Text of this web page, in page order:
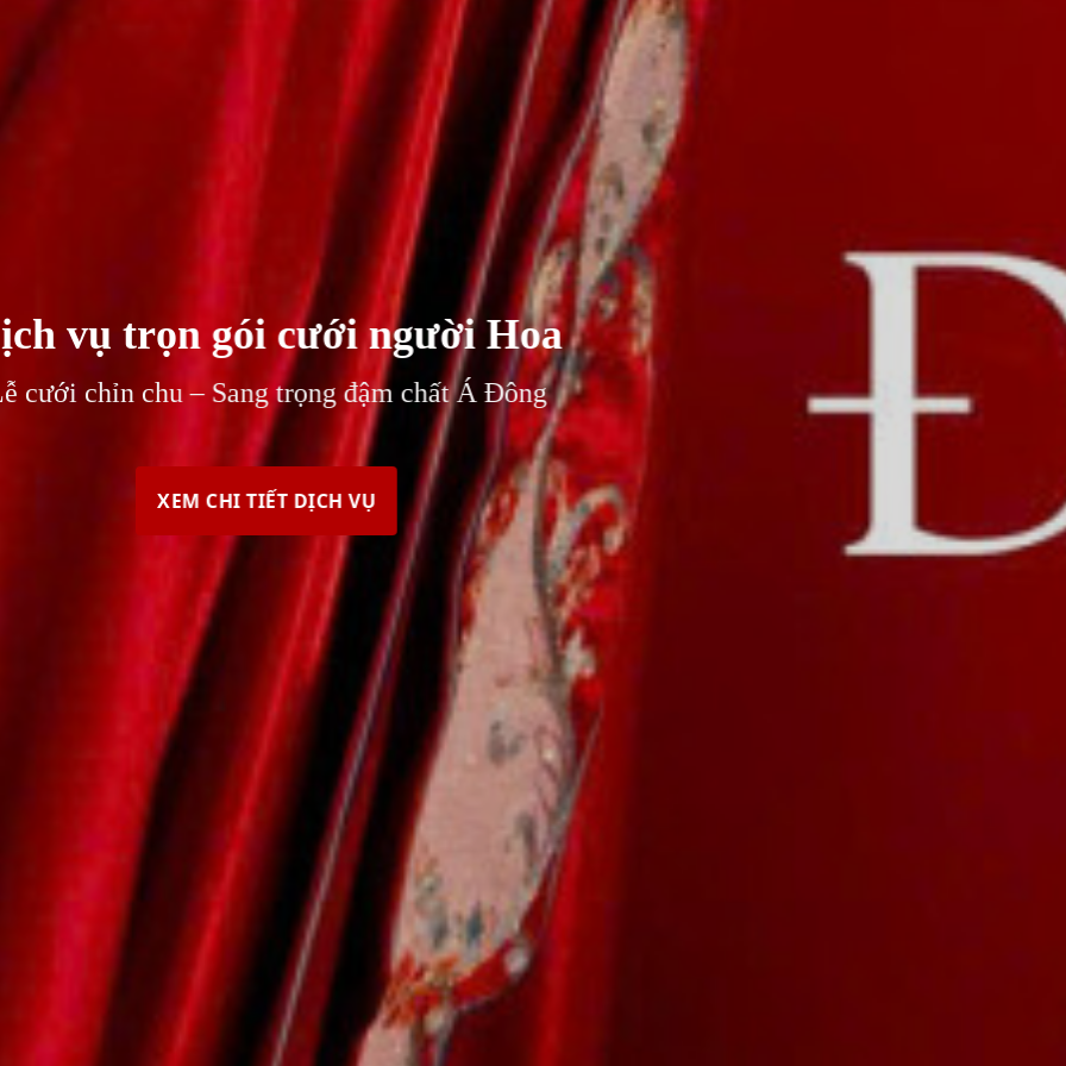
vụ trọn gói cưới người Hoa
cưới chỉn chu – Sang trọng đậm chất Á Đông
XEM CHI TIẾT DỊCH VỤ